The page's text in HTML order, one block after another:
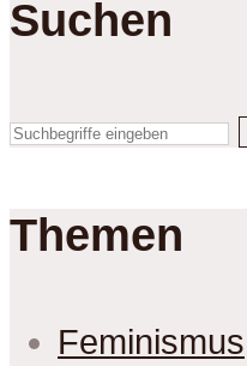
Suchen
Themen
Feminismus